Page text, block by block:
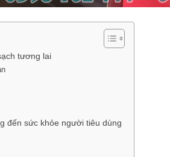
tương lai
đến sức khỏe người tiêu dùng